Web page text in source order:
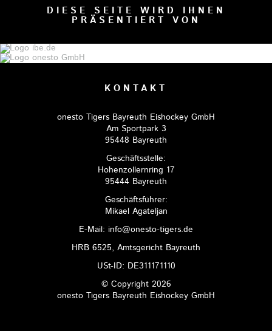
DIESE SEITE WIRD IHNEN
PRÄSENTIERT VON
KONTAKT
onesto Tigers Bayreuth Eishockey GmbH
Am Sportpark 3
95448 Bayreuth
Geschäftsstelle:
Hohenzollernring 17
95444 Bayreuth
Geschäftsführer:
Mikael Agateljan
E-Mail: info@onesto-tigers.de
HRB 6525, Amtsgericht Bayreuth
USt-ID: DE311171110
© Copyright 2026
onesto Tigers Bayreuth Eishockey GmbH